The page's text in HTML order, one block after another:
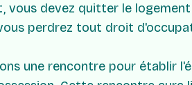
vous devez quitter le
perdrez tout droit
une rencontre pour établir
pour les technologies de suivi